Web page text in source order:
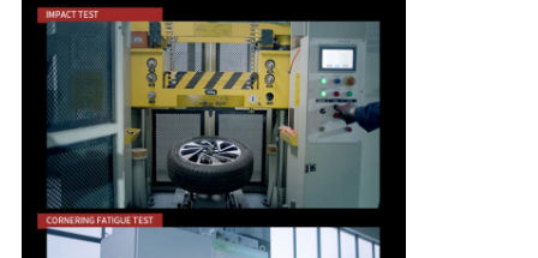
CONTROLE
QUALIDADE
CONTACTE-
NOS